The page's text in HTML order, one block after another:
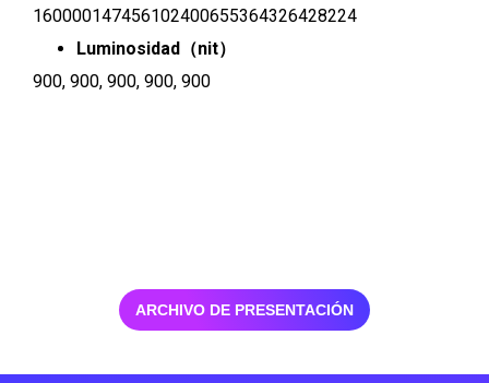
160000147456102400655364326428224
Luminosidad（nit）
900, 900, 900, 900, 900
ARCHIVO DE PRESENTACIÓN